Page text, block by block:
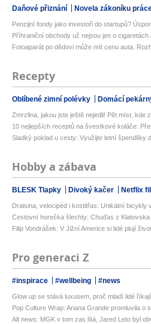
Daňové přiznání Novela zákoníku
Penzijní fondy jako investoři do startupů?
Příhraniční obchody už nejsou jen o cigaretách
Fotoaparát po dědovi může mít cenu auta.
Recepty
Oblíbené zimní polévky Domácí
Zmrzlina, jakou jste ještě nejedli! Pět míst, kde
10 nejlepších receptů na švestkové koláče:
Sladký poklad u cesty: Využijte letní špendlíky
Hobby a zábava
BLESK Tlapky Divoký kačer Netflix
Draisina, velocipéd i kostitřas: Unikátní bicykly
Cestovní horečka šlechty: Chuďas z
Filip Vondrášek: V Jižní Americe si lidé plují
Pro generaci Z
#inspirace #wellbeing #news
Glow up se stává luxusem, proč mladí lidé
Pop Culture Wrap: Ariana Grande promluvila o
Alt news: MGK v tom zas lítá, Jared Leto byl